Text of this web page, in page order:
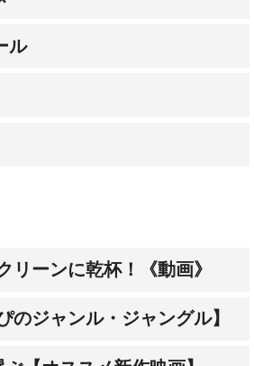
ル
リーンに乾杯！《動画》
のジャンル・ジャングル】